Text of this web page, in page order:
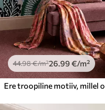
44.98€/m²26.99 €/m²